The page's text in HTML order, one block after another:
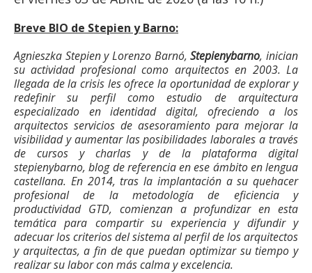
Breve BIO de Stepien y Barno:
Agnieszka Stepien y Lorenzo Barnó,Stepienybarno, inician
su actividad profesional como arquitectos en 2003. La
llegada de la crisis les ofrece la oportunidad de explorar y
redefinir su perfil como estudio de arquitectura
especializado en identidad digital, ofreciendo a los
arquitectos servicios de asesoramiento para mejorar la
visibilidad y aumentar las posibilidades laborales a través
de cursos y charlas y de la plataforma digital
stepienybarno, blog de referencia en ese ámbito en lengua
castellana. En 2014, tras la implantación a su quehacer
profesional de la metodología de eficiencia y
productividad GTD, comienzan a profundizar en esta
temática para compartir su experiencia y difundir y
adecuar los criterios del sistema al perfil de los arquitectos
y arquitectas, a fin de que puedan optimizar su tiempo y
realizar su labor con más calma y excelencia.